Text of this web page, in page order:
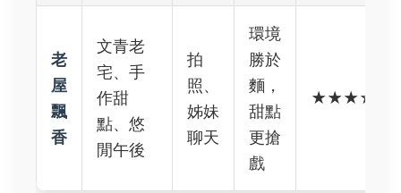
老
屋
飄
香
文青老
宅、手
作甜
點、悠
閒午後
拍
照、
姊妹
聊天
環境
勝於
麵，
甜點
更搶
戲
★★★☆☆